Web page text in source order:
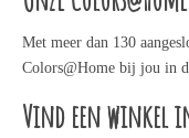
Met meer dan 130
Colors@Home bij jou in
Vind een winkel